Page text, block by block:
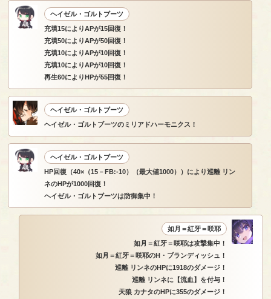
ヘイゼル・ゴルトブーツ
充填15によりAPが15回復！
充填50によりAPが50回復！
充填10によりAPが10回復！
充填10によりAPが10回復！
再生60によりHPが55回復！
ヘイゼル・ゴルトブーツ
ヘイゼル・ゴルトブーツのミリアドハーモニクス！
ヘイゼル・ゴルトブーツ
HP回復（40×（15－FB:-10）（最大値1000））により巡離 リン
ネのHPが1000回復！
ヘイゼル・ゴルトブーツは防御集中！
如月＝紅牙＝咲耶
如月＝紅牙＝咲耶は攻撃集中！
如月＝紅牙＝咲耶のH・ブランディッシュ！
巡離 リンネのHPに1918のダメージ！
巡離 リンネに【流血】を付与！
天狼 カナタのHPに355のダメージ！